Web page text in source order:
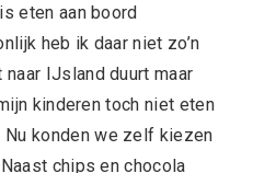
eten aan boord
heb ik daar niet zo’n
IJsland duurt maar
kinderen toch niet eten
konden we zelf kiezen
chips en chocola